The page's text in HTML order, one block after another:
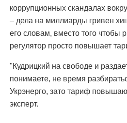
коррупционных скандалах
– дела на миллиарды гривен
его словам, вместо того чтобы
регулятор просто повышает
"Кудрицкий на свободе и
понимаете, не время
Укрэнерго, зато тариф
эксперт.